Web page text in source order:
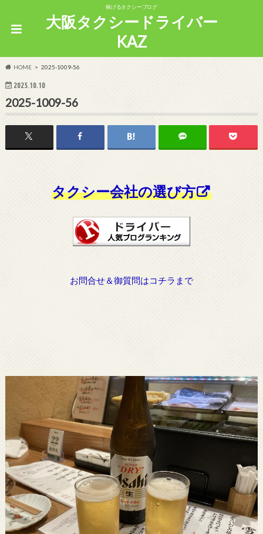
稼げるタクシーブログ
大阪タクシードライバー
KAZ
HOME 2025-1009-56
2025.10.10
2025-1009-56
タクシー会社の選び方
お問合せ＆御質問はコチラまで